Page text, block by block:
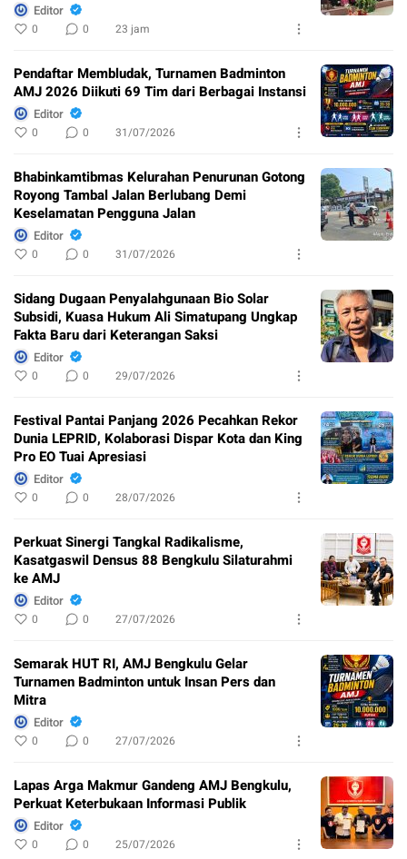
Editor
0 0 23 jam
Pendaftar Membludak, Turnamen Badminton
AMJ 2026 Diikuti 69 Tim dari Berbagai Instansi
Editor
0 0 31/07/2026
Bhabinkamtibmas Kelurahan Penurunan Gotong
Royong Tambal Jalan Berlubang Demi
Keselamatan Pengguna Jalan
Editor
0 0 31/07/2026
Sidang Dugaan Penyalahgunaan Bio Solar
Subsidi, Kuasa Hukum Ali Simatupang Ungkap
Fakta Baru dari Keterangan Saksi
Editor
0 0 29/07/2026
Festival Pantai Panjang 2026 Pecahkan Rekor
Dunia LEPRID, Kolaborasi Dispar Kota dan King
Pro EO Tuai Apresiasi
Editor
0 0 28/07/2026
Perkuat Sinergi Tangkal Radikalisme,
Kasatgaswil Densus 88 Bengkulu Silaturahmi
ke AMJ
Editor
0 0 27/07/2026
Semarak HUT RI, AMJ Bengkulu Gelar
Turnamen Badminton untuk Insan Pers dan
Mitra
Editor
0 0 27/07/2026
Lapas Arga Makmur Gandeng AMJ Bengkulu,
Perkuat Keterbukaan Informasi Publik
Editor
0 0 25/07/2026